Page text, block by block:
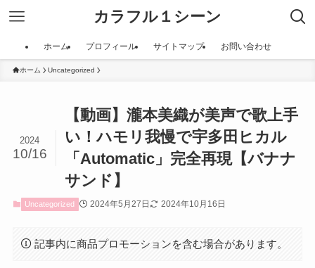
カラフル１シーン
ホーム プロフィール サイトマップ お問い合わせ
ホーム Uncategorized
【動画】瀧本美織が美声で歌上手
い！ハモリ我慢で宇多田ヒカル
「Automatic」完全再現【バナナ
サンド】
2024
10/16
Uncategorized 2024年5月27日 2024年10月16日
記事内に商品プロモーションを含む場合があります。